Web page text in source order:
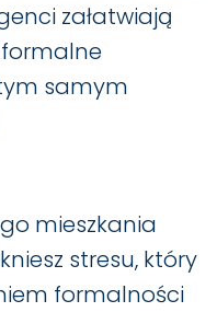
załatwiają
formalne
samym
mieszkania
stresu, który
formalności